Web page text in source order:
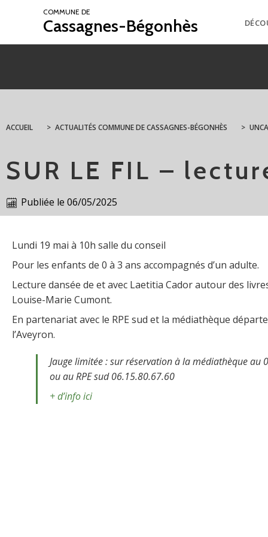
COMMUNE DE
Cassagnes-Bégonhès
ACCUEIL > ACTUALITÉS COMMUNE DE CASSAGNES-BÉGONHÈS >
SUR LE FIL –
Publiée le 06/05/2025
Lundi 19 mai à 10h salle du conseil
Pour les enfants de 0 à 3 ans accompagnés d’un adulte.
Lecture dansée de et avec Laetitia Cador autour des
Louise-Marie Cumont.
En partenariat avec le RPE sud et la médiathèque
l’Aveyron.
Jauge limitée : sur réservation à la médiathèque au
ou au RPE sud 06.15.80.67.60
+ d’info ici